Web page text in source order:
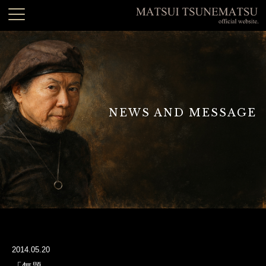
NEWS AND MESSAGE
2014.05.20